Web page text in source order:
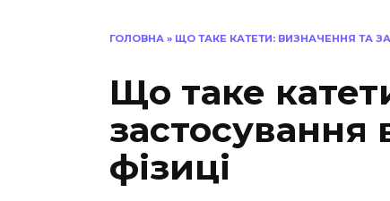
ГОЛОВНА » ЩО ТАКЕ КАТЕТИ: ВИЗНАЧЕННЯ ТА
Що таке
застосування
фізиці